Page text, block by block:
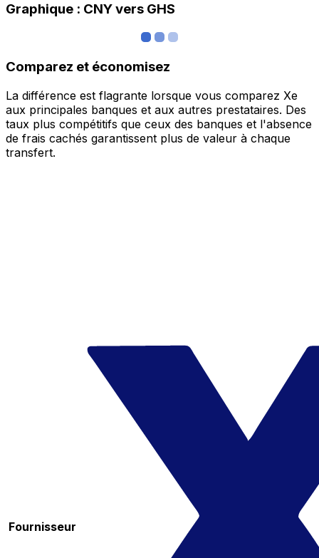
Graphique : CNY vers GHS
Comparez et économisez
La différence est flagrante lorsque vous comparez Xe
aux principales banques et aux autres prestataires. Des
taux plus compétitifs que ceux des banques et l'absence
de frais cachés garantissent plus de valeur à chaque
transfert.
Fournisseur